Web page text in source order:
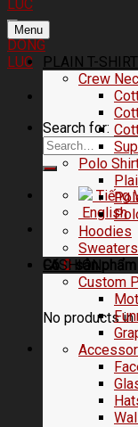
Search for:
Tiếng
English
Có0 sản
No products in
Menu
PLAIN T-
Crew
Polo
Hoodies
Sweaters
FASHION
Custom